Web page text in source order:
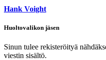
Hank Voight
Huoltovalikon jäsen
Sinun tulee rekisteröityä
viestin sisältö.